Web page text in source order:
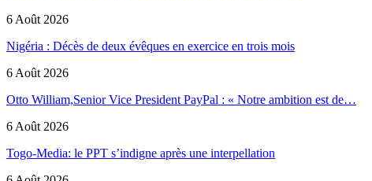
6 Août 2026
Nigéria : Décès de deux évêques en exercice en trois mois
6 Août 2026
Otto William,Senior Vice President PayPal : « Notre ambition est de…
6 Août 2026
Togo-Media: le PPT s’indigne après une interpellation